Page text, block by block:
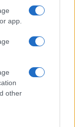
app.
other